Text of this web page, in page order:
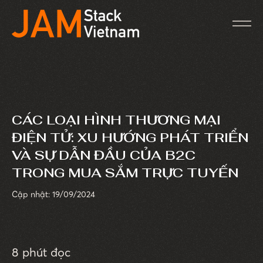
CÁC LOẠI HÌNH THƯƠNG MẠI
ĐIỆN TỬ: XU HƯỚNG PHÁT TRIỂN
VÀ SỰ DẪN ĐẦU CỦA B2C
TRONG MUA SẮM TRỰC TUYẾN
Cập nhật: 19/09/2024
8 phút đọc